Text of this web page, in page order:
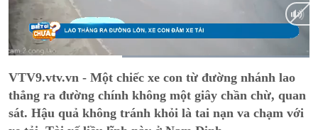
VTV9.vtv.vn - Một chiếc xe con từ đường nhánh lao
thẳng ra đường chính không một giây chần chừ, quan
sát. Hậu quả không tránh khỏi là tai nạn va chạm với